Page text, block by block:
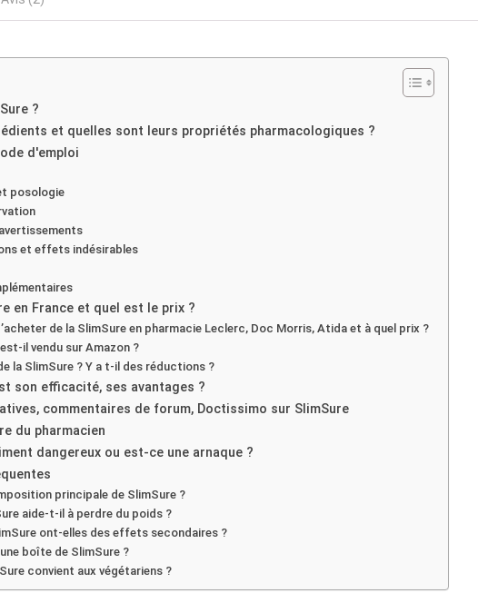
?
et quelles sont leurs propriétés pharmacologiques ?
d'emploi
posologie
et effets indésirables
en France et quel est le prix ?
de la SlimSure en pharmacie Leclerc, Doc Morris, Atida et à quel prix ?
il vendu sur Amazon ?
la SlimSure ? Y a t-il des réductions ?
son efficacité, ses avantages ?
commentaires de forum, Doctissimo sur SlimSure
du pharmacien
dangereux ou est-ce une arnaque ?
principale de SlimSure ?
aide-t-il à perdre du poids ?
ont-elles des effets secondaires ?
boîte de SlimSure ?
convient aux végétariens ?